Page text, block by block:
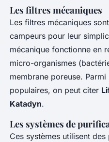
Les filtres mécaniques
Les filtres mécaniques
campeurs pour leur
mécanique fonctionne en
micro-organismes
membrane poreuse.
populaires, on peut citer
Katadyn.
Les systèmes de
Ces systèmes utilisent